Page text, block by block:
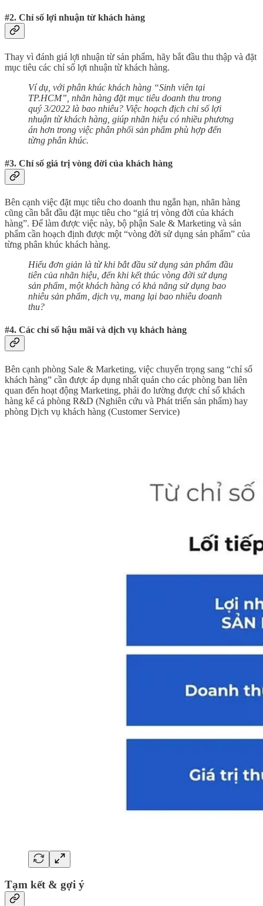
#2. Chỉ số lợi nhuận từ khách hàng
Thay vì đánh giá lợi nhuận từ sản phẩm, hãy bắt đầu thu thập và đặt
mục tiêu các chỉ số lợi nhuận từ khách hàng.
Ví dụ, với phân khúc khách hàng “Sinh viên tại
TP.HCM”, nhãn hàng đặt mục tiêu doanh thu trong
quý 3/2022 là bao nhiêu? Việc hoạch địch chỉ số lợi
nhuận từ khách hàng, giúp nhãn hiệu có nhiều phương
án hơn trong việc phân phối sản phẩm phù hợp đến
từng phân khúc.
#3. Chỉ số giá trị vòng đời của khách hàng
Bên cạnh việc đặt mục tiêu cho doanh thu ngắn hạn, nhãn hàng
cũng cần bắt đầu đặt mục tiêu cho “giá trị vòng đời của khách
hàng”. Để làm được việc này, bộ phận Sale & Marketing và sản
phẩm cần hoạch định được một “vòng đời sử dụng sản phẩm” của
từng phân khúc khách hàng.
Hiểu đơn giản là từ khi bắt đầu sử dụng sản phẩm đầu
tiên của nhãn hiệu, đến khi kết thúc vòng đời sử dụng
sản phẩm, một khách hàng có khả năng sử dụng bao
nhiêu sản phẩm, dịch vụ, mang lại bao nhiêu doanh
thu?
#4. Các chỉ số hậu mãi và dịch vụ khách hàng
Bên cạnh phòng Sale & Marketing, việc chuyển trọng sang “chỉ số
khách hàng” cần được áp dụng nhất quán cho các phòng ban liên
quan đến hoạt động Marketing, phải đo lường được chỉ số khách
hàng kể cả phòng R&D (Nghiên cứu và Phát triển sản phẩm) hay
phòng Dịch vụ khách hàng (Customer Service)
Tạm kết & gợi ý